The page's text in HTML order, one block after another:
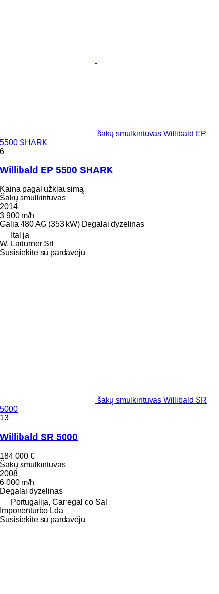
šakų smulkintuvas Willibald EP
5500 SHARK
6
Willibald EP 5500 SHARK
Kaina pagal užklausimą
Šakų smulkintuvas
2014
3 900 m/h
Galia 480 AG (353 kW) Degalai dyzelinas
Italija
W. Ladurner Srl
Susisiekite su pardavėju
šakų smulkintuvas Willibald SR
5000
13
Willibald SR 5000
184 000 €
Šakų smulkintuvas
2008
6 000 m/h
Degalai dyzelinas
Portugalija, Carregal do Sal
Imponenturbo Lda
Susisiekite su pardavėju